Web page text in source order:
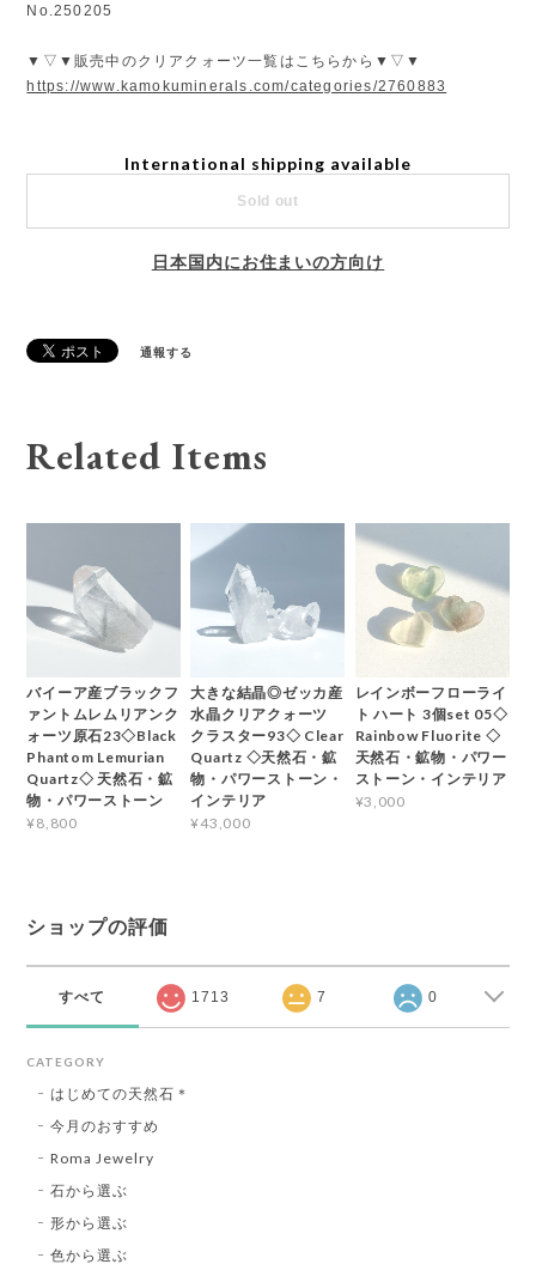
No.250205
▼▽▼販売中のクリアクォーツ一覧はこちらから▼▽▼
https://www.kamokuminerals.com/categories/2760883
International shipping available
Sold out
日本国内にお住まいの方向け
通報する
Related Items
バイーア産ブラックフ
ァントムレムリアンク
ォーツ原石23◇Black
Phantom Lemurian
Quartz◇ 天然石・鉱
物・パワーストーン
¥8,800
大きな結晶◎ゼッカ産
水晶クリアクォーツ
クラスター93◇ Clear
Quartz ◇天然石・鉱
物・パワーストーン・
インテリア
¥43,000
レインボーフローライ
ト ハート 3個set 05◇
Rainbow Fluorite ◇
天然石・鉱物・パワー
ストーン・インテリア
¥3,000
ショップの評価
すべて 1713 7 0
CATEGORY
はじめての天然石＊
今月のおすすめ
Roma Jewelry
石から選ぶ
形から選ぶ
色から選ぶ